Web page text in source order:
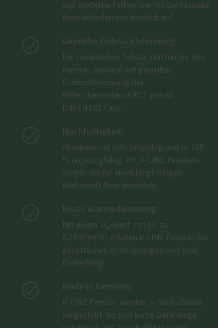
und moderne Farben werten die Fassade
Ihres Wohnhauses deutlich auf.
 Geprüfte Einbruchhemmung
Für zusätzlichen Schutz statten Sie Ihre
Fenster optional mit geprüfter
Einbruchhemmung der
Widerstandsklasse RC2 gemäß
DIN EN 1627 aus.
 Nachhaltigkeit
Aluminium ist sehr langlebig und zu 100
% recyclingfähig. Mit K-LINE Fenstern
sorgen Sie für einen langfristigen
Werterhalt Ihrer Immobilie.
 Beste Wärmedämmung
Mit einem U w-Wert von bis zu
0,79 W/(m²K) erfüllen K-LINE Fenster die
gesetzlichen Anforderungen und sind
förderfähig.
 Made in Germany
K-LINE Fenster werden in Deutschland
hergestellt. So sind kurze Lieferwege